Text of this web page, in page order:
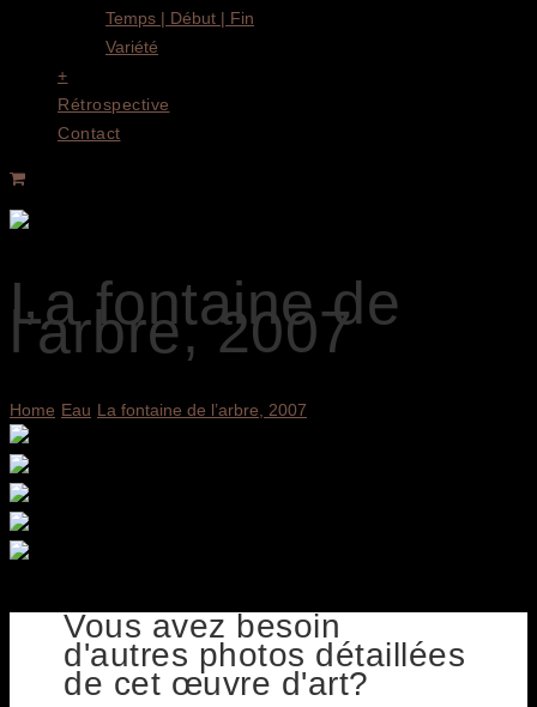
Temps | Début | Fin
Variété
+
Rétrospective
Contact
La fontaine de
l’arbre, 2007
Home Eau La fontaine de l’arbre, 2007
Vous avez besoin
d'autres photos détaillées
de cet œuvre d'art?